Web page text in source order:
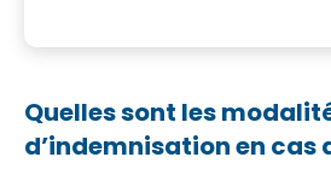
Quelles sont les
d’indemnisation en cas